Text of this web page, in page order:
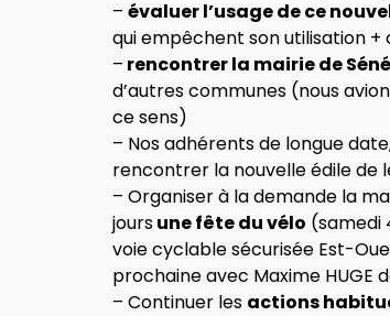
– évaluer l’usage de ce nouvel
qui empêchent son utilisation
– rencontrer la mairie de Séné
d’autres communes (nous
ce sens)
– Nos adhérents de longue
rencontrer la nouvelle édile de
– Organiser à la demande la
joursune fête du vélo (samedi
voie cyclable sécurisée Est-
prochaine avec Maxime HUGE
– Continuer les actions